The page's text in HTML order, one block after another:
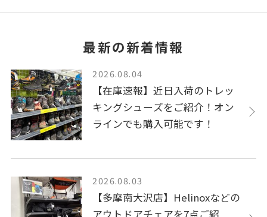
最新の新着情報
【在庫速報】近日入荷のトレッ
キングシューズをご紹介！オン
ラインでも購入可能です！
2026.08.04
【多摩南大沢店】Helinoxなどの
2026.08.03